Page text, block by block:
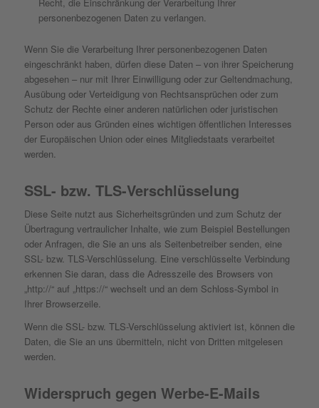
personenbezogenen Daten zu verlangen.
Wenn Sie die Verarbeitung Ihrer personenbezogenen Daten
eingeschränkt haben, dürfen diese Daten – von ihrer Speicherung
abgesehen – nur mit Ihrer Einwilligung oder zur Geltendmachung,
Ausübung oder Verteidigung von Rechtsansprüchen oder zum
Schutz der Rechte einer anderen natürlichen oder juristischen
Person oder aus Gründen eines wichtigen öffentlichen Interesses
der Europäischen Union oder eines Mitgliedstaats verarbeitet
werden.
SSL- bzw. TLS-Verschlüsselung
Diese Seite nutzt aus Sicherheitsgründen und zum Schutz der
Übertragung vertraulicher Inhalte, wie zum Beispiel Bestellungen
oder Anfragen, die Sie an uns als Seitenbetreiber senden, eine
SSL- bzw. TLS-Verschlüsselung. Eine verschlüsselte Verbindung
erkennen Sie daran, dass die Adresszeile des Browsers von
„http://“ auf „https://“ wechselt und an dem Schloss-Symbol in
Ihrer Browserzeile.
Wenn die SSL- bzw. TLS-Verschlüsselung aktiviert ist, können die
Daten, die Sie an uns übermitteln, nicht von Dritten mitgelesen
werden.
Widerspruch gegen Werbe-E-Mails